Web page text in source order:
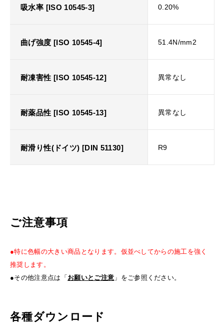
吸水率 [ISO 10545-3] 0.20%
曲げ強度 [ISO 10545-4] 51.4N/mm2
耐凍害性 [ISO 10545-12] 異常なし
耐薬品性 [ISO 10545-13] 異常なし
耐滑り性(ドイツ) [DIN 51130] R9
ご注意事項
●特に色幅の大きい商品となります。仮並べしてからの施工を強く
推奨します。
●その他注意点は「お願いとご注意 」をご参照ください。
各種ダウンロード